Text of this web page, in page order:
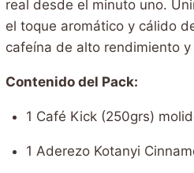
real desde el minuto uno.
el toque aromático y cálido
cafeína de alto rendimiento
Contenido del Pack:
1 Café Kick (250grs)
1 Aderezo Kotanyi